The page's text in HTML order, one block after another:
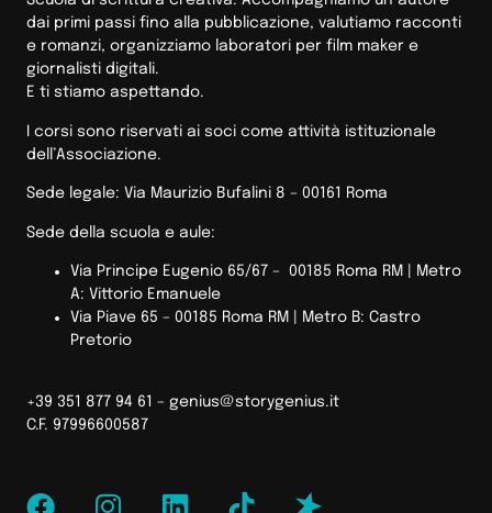
dai primi passi fino alla pubblicazione, valutiamo racconti
e romanzi, organizziamo laboratori per film maker e
giornalisti digitali.
E ti stiamo aspettando.
I corsi sono riservati ai soci come attività istituzionale
dell’Associazione.
Sede legale: Via Maurizio Bufalini 8 – 00161 Roma
Sede della scuola e aule:
Via Principe Eugenio 65/67 – 00185 Roma RM |
Metro
A: Vittorio Emanuele
Via Piave 65 – 00185 Roma RM | Metro B: Castro
Pretorio
+39 351 877 94 61 – genius@storygenius.it
C.F. 97996600587